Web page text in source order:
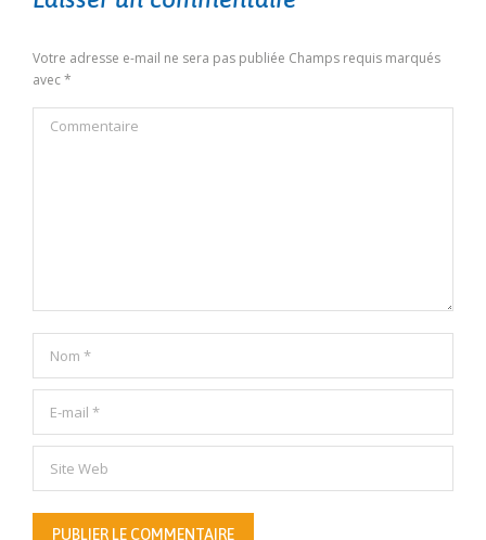
Votre adresse e-mail ne sera pas publiée Champs requis marqués
avec*
Commentaire
Nom *
E-mail *
Site Web
PUBLIER LE COMMENTAIRE